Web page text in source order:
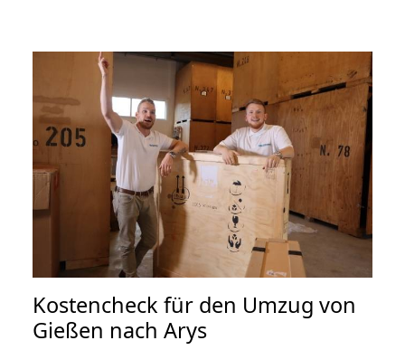
Kostencheck für den Umzug von
Gießen nach Arys